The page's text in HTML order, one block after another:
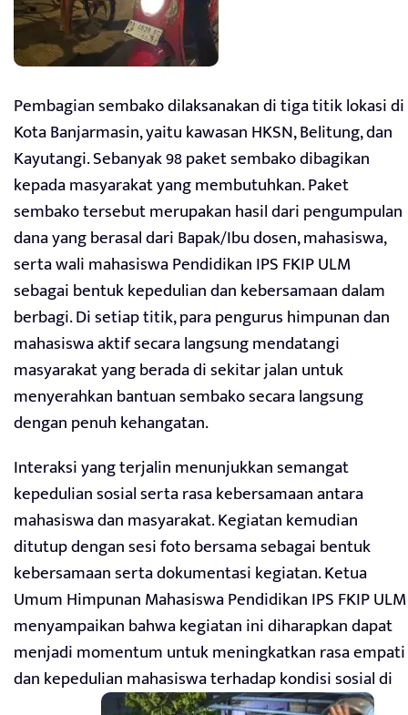
Pembagian sembako dilaksanakan di tiga titik lokasi di
Kota Banjarmasin, yaitu kawasan HKSN, Belitung, dan
Kayutangi. Sebanyak 98 paket sembako dibagikan
kepada masyarakat yang membutuhkan. Paket
sembako tersebut merupakan hasil dari pengumpulan
dana yang berasal dari Bapak/Ibu dosen, mahasiswa,
serta wali mahasiswa Pendidikan IPS FKIP ULM
sebagai bentuk kepedulian dan kebersamaan dalam
berbagi. Di setiap titik, para pengurus himpunan dan
mahasiswa aktif secara langsung mendatangi
masyarakat yang berada di sekitar jalan untuk
menyerahkan bantuan sembako secara langsung
dengan penuh kehangatan.
Interaksi yang terjalin menunjukkan semangat
kepedulian sosial serta rasa kebersamaan antara
mahasiswa dan masyarakat. Kegiatan kemudian
ditutup dengan sesi foto bersama sebagai bentuk
kebersamaan serta dokumentasi kegiatan. Ketua
Umum Himpunan Mahasiswa Pendidikan IPS FKIP ULM
menyampaikan bahwa kegiatan ini diharapkan dapat
menjadi momentum untuk meningkatkan rasa empati
dan kepedulian mahasiswa terhadap kondisi sosial di